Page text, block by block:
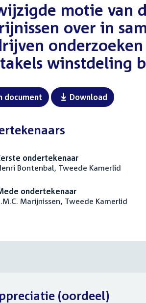
motie van
over in
winstdeling
document Download
ondertekenaar
Bontenbal, Tweede Kamerlid
ondertekenaar
Marijnissen, Tweede Kamerlid
(oordeel)